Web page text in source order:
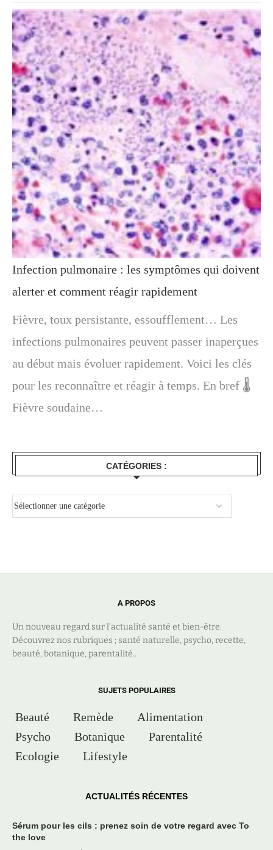
Infection pulmonaire : les symptômes qui doivent
alerter et comment réagir rapidement
Fièvre, toux persistante, essoufflement… Les
infections pulmonaires peuvent passer inaperçues
au début mais évoluer rapidement. Voici les clés
pour les reconnaître et réagir à temps. En bref 🌡️
Fièvre soudaine…
CATÉGORIES :
A PROPOS
Un nouveau regard sur l’actualité santé et bien-être.
Découvrez nos rubriques ; santé naturelle, psycho, recette,
beauté, botanique, parentalité..
SUJETS POPULAIRES
Beauté Remède
Alimentation
Psycho
Botanique
Parentalité
Ecologie
Lifestyle
ACTUALITÉS RÉCENTES
Sérum pour les cils : prenez soin de votre regard avec To
the love